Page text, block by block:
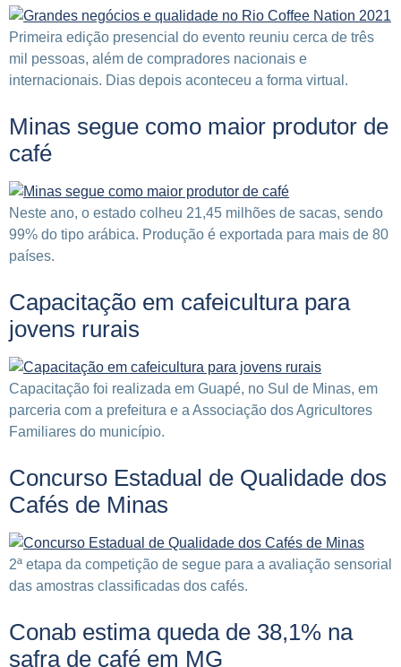
Primeira edição presencial do evento reuniu cerca de três
mil pessoas, além de compradores nacionais e
internacionais. Dias depois aconteceu a forma virtual.
Minas segue como maior produtor de
café
Neste ano, o estado colheu 21,45 milhões de sacas, sendo
99% do tipo arábica. Produção é exportada para mais de 80
países.
Capacitação em cafeicultura para
jovens rurais
Capacitação foi realizada em Guapé, no Sul de Minas, em
parceria com a prefeitura e a Associação dos Agricultores
Familiares do município.
Concurso Estadual de Qualidade dos
Cafés de Minas
2ª etapa da competição de segue para a avaliação sensorial
das amostras classificadas dos cafés.
Conab estima queda de 38,1% na
safra de café em MG